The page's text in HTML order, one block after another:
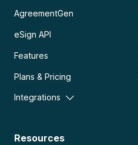
AgreementGen
eSign API
Features
Plans & Pricing
Integrations
Resources